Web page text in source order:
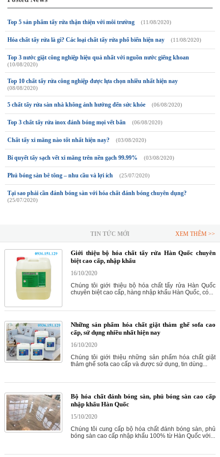
Top 5 sản phẩm tẩy rửa thận thiện với môi trường (11/08/2020)
Hóa chất tẩy rửa là gì? Các loại chất tẩy rửa phổ biến hiện nay (11/08/2020)
Top 3 nước giặt công nghiệp hiệu quả nhất với nguồn nước giếng khoan
(10/08/2020)
Top 10 chất tẩy rửa công nghiệp được lựa chọn nhiều nhất hiện nay
(08/08/2020)
5 chất tẩy rửa sàn nhà không ảnh hưởng đến sức khỏe (06/08/2020)
Top 3 chất tẩy rửa inox đánh bóng mọi vết bẩn (06/08/2020)
Chất tấy xi măng nào tốt nhất hiện nay? (03/08/2020)
Bí quyết tẩy sạch vết xi măng trên nền gạch 99.99% (03/08/2020)
Phủ bóng sàn bê tông – nhu cầu và lợi ích (25/07/2020)
Tại sao phải cần đánh bóng sàn với hóa chất đánh bóng chuyên dụng?
(25/07/2020)
TIN TỨC MỚI XEM THÊM >>
Giới thiệu bộ hóa chất tẩy rửa Hàn Quốc chuyên
biệt cao cấp, nhập khẩu
16/10/2020
Chúng tôi giới thiệu bộ hóa chất tẩy rửa Hàn Quốc
chuyên biệt cao cấp, hàng nhập khẩu Hàn Quốc, có...
Những sản phẩm hóa chất giặt thảm ghế sofa cao
cấp, sử dụng nhiều nhất hiện nay
16/10/2020
Chúng tôi giới thiệu những sản phẩm hóa chất giặt
thảm ghế sofa cao cấp và được sử dụng, tin dùng...
Bộ hóa chất đánh bóng sàn, phủ bóng sàn cao cấp
nhập khẩu Hàn Quốc
15/10/2020
Chúng tôi cung cấp bộ hóa chất đánh bóng sàn, phủ
bóng sàn cao cấp nhập khẩu 100% từ Hàn Quốc với...